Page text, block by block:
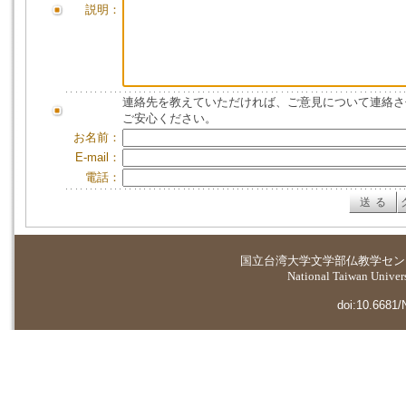
説明：
連絡先を教えていただければ、ご意見について連絡
ご安心ください。
お名前：
E-mail：
電話：
国立台湾大学文学部仏教学セ
National Taiwan
doi:10.6681/